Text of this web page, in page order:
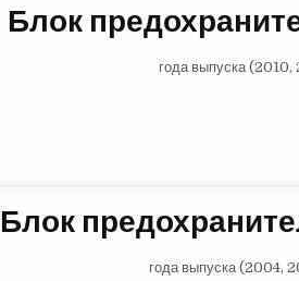
Блок
года выпуска
Блок
года выпуска (2004,